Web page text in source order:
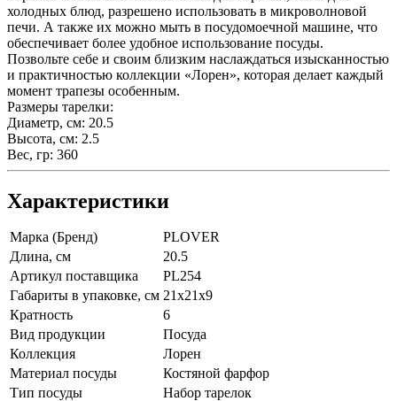
холодных блюд, разрешено использовать в микроволновой
печи. А также их можно мыть в посудомоечной машине, что
обеспечивает более удобное использование посуды.
Позвольте себе и своим близким наслаждаться изысканностью
и практичностью коллекции «Лорен», которая делает каждый
момент трапезы особенным.
Размеры тарелки:
Диаметр, см: 20.5
Высота, см: 2.5
Вес, гр: 360
Характеристики
Марка (Бренд)
PLOVER
Длина, см
20.5
Артикул поставщика
PL254
Габариты в упаковке, см 21х21х9
Кратность
6
Вид продукции
Посуда
Коллекция
Лорен
Материал посуды
Костяной фарфор
Тип посуды
Набор тарелок